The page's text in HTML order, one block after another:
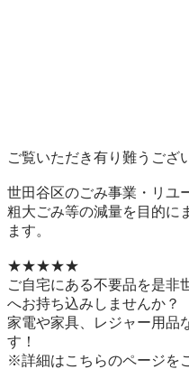
ご覧いただき有り難うござ
世⽥⾕区のごみ事業・リユ
粗⼤ごみ等の減量を⽬的に
ます。
★★★★★
ご自宅にある不要品を是非
へお持ち込みしませんか？
家電や家具、レジャー用品
す！